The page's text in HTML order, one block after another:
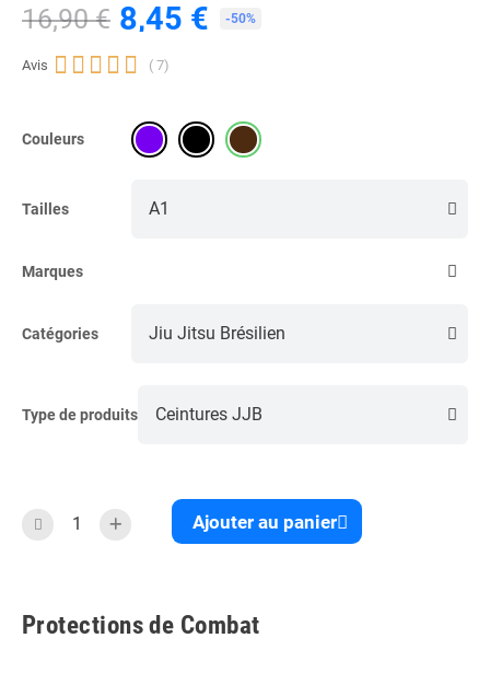
16,90 € 8,45 € -50%
Avis      ( 7)
Couleurs
Tailles
Marques
Catégories
Type de produits
Ajouter au panier
Protections de Combat